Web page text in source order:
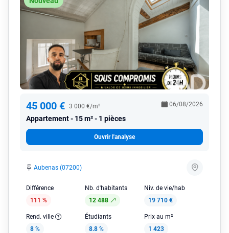
45 000 € 3 000 €/m²
Appartement 15 m² - 1 pièces
06/08/2026
Ouvrir l'analyse
Aubenas (07200)
Différence
111 %
Nb. d'habitants
12 488
Niv. de vie/hab
19 710 €
Rend. ville
8 %
Étudiants
8.8 %
Prix au m²
1 423